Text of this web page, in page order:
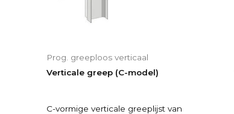
Prog. greeploos verticaal
Verticale greep (C-model)
C-vormige verticale greeplijst van